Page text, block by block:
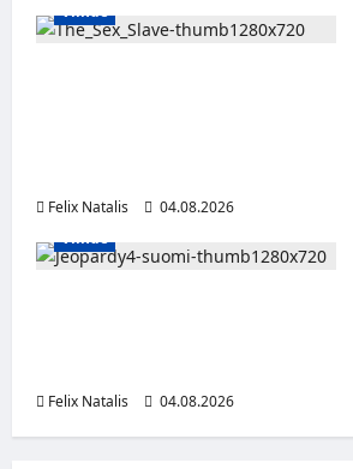
Viihde
Felix Natalis
04.08.2026
Viihde
Felix Natalis 04.08.2026